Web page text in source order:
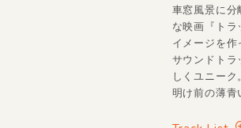
車窓風景に分
な映画『ト
イメージを
サウンドトラ
しくユニー
明け前の薄青